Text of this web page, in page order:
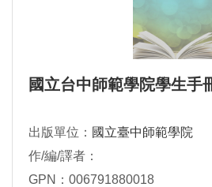
國立台中師範學院學生手
出版單位： 國立臺中師範學院
作/編/譯者：
GPN：006791880018